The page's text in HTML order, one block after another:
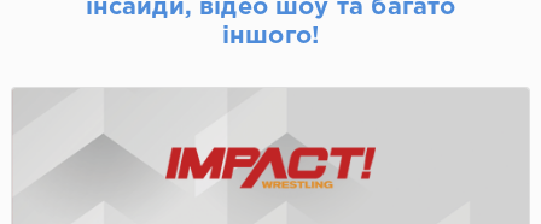
інсайди, відео шоу та багато
іншого!